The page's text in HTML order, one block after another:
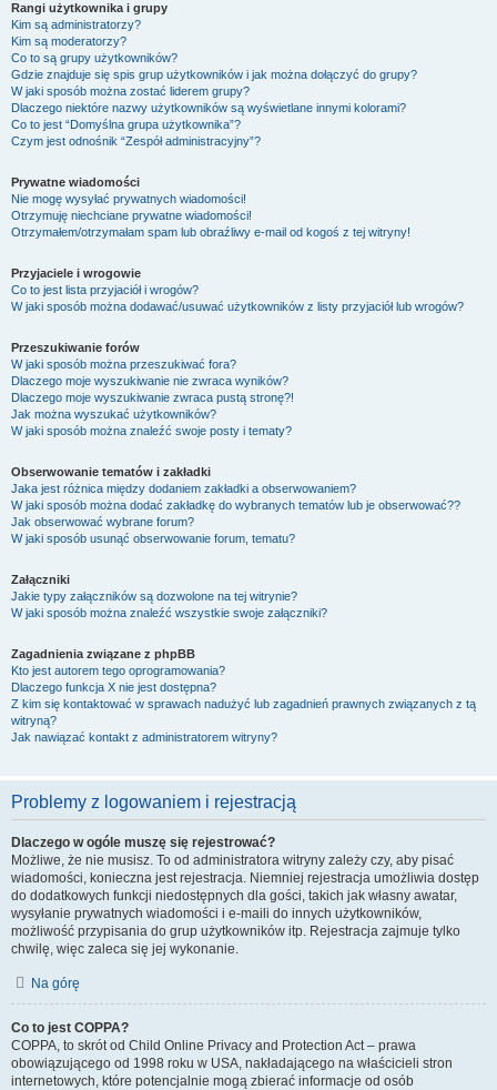
Rangi użytkownika i grupy
Kim są administratorzy?
Kim są moderatorzy?
Co to są grupy użytkowników?
Gdzie znajduje się spis grup użytkowników i jak można dołączyć do grupy?
W jaki sposób można zostać liderem grupy?
Dlaczego niektóre nazwy użytkowników są wyświetlane innymi kolorami?
Co to jest “Domyślna grupa użytkownika”?
Czym jest odnośnik “Zespół administracyjny”?
Prywatne wiadomości
Nie mogę wysyłać prywatnych wiadomości!
Otrzymuję niechciane prywatne wiadomości!
Otrzymałem/otrzymałam spam lub obraźliwy e-mail od kogoś z tej witryny!
Przyjaciele i wrogowie
Co to jest lista przyjaciół i wrogów?
W jaki sposób można dodawać/usuwać użytkowników z listy przyjaciół lub wrogów?
Przeszukiwanie forów
W jaki sposób można przeszukiwać fora?
Dlaczego moje wyszukiwanie nie zwraca wyników?
Dlaczego moje wyszukiwanie zwraca pustą stronę?!
Jak można wyszukać użytkowników?
W jaki sposób można znaleźć swoje posty i tematy?
Obserwowanie tematów i zakładki
Jaka jest różnica między dodaniem zakładki a obserwowaniem?
W jaki sposób można dodać zakładkę do wybranych tematów lub je obserwować??
Jak obserwować wybrane forum?
W jaki sposób usunąć obserwowanie forum, tematu?
Załączniki
Jakie typy załączników są dozwolone na tej witrynie?
W jaki sposób można znaleźć wszystkie swoje załączniki?
Zagadnienia związane z phpBB
Kto jest autorem tego oprogramowania?
Dlaczego funkcja X nie jest dostępna?
Z kim się kontaktować w sprawach nadużyć lub zagadnień prawnych związanych z tą
witryną?
Jak nawiązać kontakt z administratorem witryny?
Problemy z logowaniem i rejestracją
Dlaczego w ogóle muszę się rejestrować?
Możliwe, że nie musisz. To od administratora witryny zależy czy, aby pisać
wiadomości, konieczna jest rejestracja. Niemniej rejestracja umożliwia dostęp
do dodatkowych funkcji niedostępnych dla gości, takich jak własny awatar,
wysyłanie prywatnych wiadomości i e-maili do innych użytkowników,
możliwość przypisania do grup użytkowników itp. Rejestracja zajmuje tylko
chwilę, więc zaleca się jej wykonanie.
Na górę
Co to jest COPPA?
COPPA, to skrót od Child Online Privacy and Protection Act – prawa
obowiązującego od 1998 roku w USA, nakładającego na właścicieli stron
internetowych, które potencjalnie mogą zbierać informacje od osób